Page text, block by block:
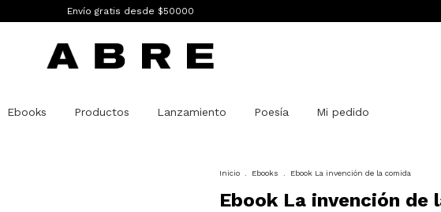
Envío gratis desde $50000
Ebooks Productos Lanzamiento Poesía Mi pedido
Inicio Ebooks Ebook La invención de la comida
Ebook La invención de